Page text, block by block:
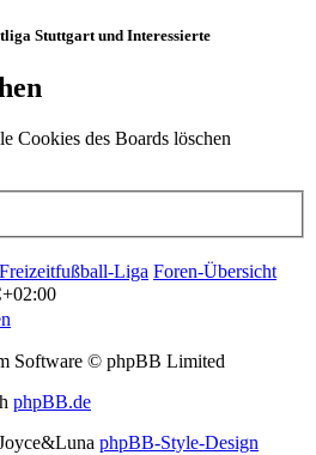
Stuttgart und Interessierte
Cookies des Boards löschen
Liga Foren-Übersicht
Software © phpBB Limited
phpBB.de
phpBB-Style-Design